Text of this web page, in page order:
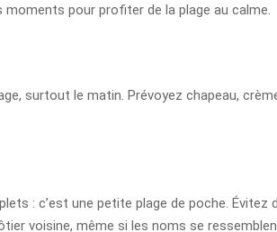
pour profiter de la plage au calme.
surtout le matin. Prévoyez chapeau,
: c’est une petite plage de poche. Évitez
voisine, même si les noms se